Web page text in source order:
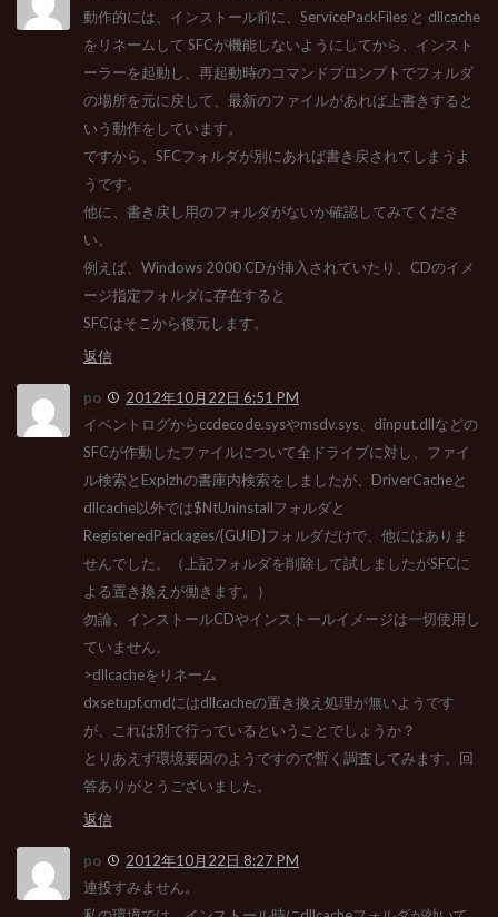
動作的には、インストール前に、ServicePackFiles と dllcache
をリネームして SFCが機能しないようにしてから、インスト
ーラーを起動し、再起動時のコマンドプロンプトでフォルダ
の場所を元に戻して、最新のファイルがあれば上書きすると
いう動作をしています。
ですから、SFCフォルダが別にあれば書き戻されてしまうよ
うです。
他に、書き戻し用のフォルダがないか確認してみてくださ
い。
例えば、Windows 2000 CDが挿入されていたり、CDのイメ
ージ指定フォルダに存在すると
SFCはそこから復元します。
返信
po
2012年10月22日 6:51 PM
イベントログからccdecode.sysやmsdv.sys、dinput.dllなどの
SFCが作動したファイルについて全ドライブに対し、ファイ
ル検索とExplzhの書庫内検索をしましたが、DriverCacheと
dllcache以外では$NtUninstallフォルダと
RegisteredPackages/{GUID}フォルダだけで、他にはありま
せんでした。（上記フォルダを削除して試しましたがSFCに
よる置き換えが働きます。）
勿論、インストールCDやインストールイメージは一切使用し
ていません。
>dllcacheをリネーム
dxsetupf.cmdにはdllcacheの置き換え処理が無いようです
が、これは別で行っているということでしょうか？
とりあえず環境要因のようですので暫く調査してみます。回
答ありがとうございました。
返信
po
2012年10月22日 8:27 PM
連投すみません。